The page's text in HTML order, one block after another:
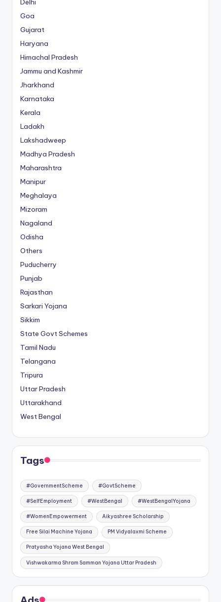
Delhi
Goa
Gujarat
Haryana
Himachal Pradesh
Jammu and Kashmir
Jharkhand
Karnataka
Kerala
Ladakh
Lakshadweep
Madhya Pradesh
Maharashtra
Manipur
Meghalaya
Mizoram
Nagaland
Odisha
Others
Puducherry
Punjab
Rajasthan
Sarkari Yojana
Sikkim
State Govt Schemes
Tamil Nadu
Telangana
Tripura
Uttar Pradesh
Uttarakhand
West Bengal
Tags
#GovernmentScheme #GovtScheme
#SelfEmployment #WestBengal #WestBengalYojana
#WomenEmpowerment Aikyashree Scholarship
Free Silai Machine Yojana PM Vidyalaxmi Scheme
Pratyasha Yojana West Bengal
Vishwakarma Shram Samman Yojana Uttar Pradesh